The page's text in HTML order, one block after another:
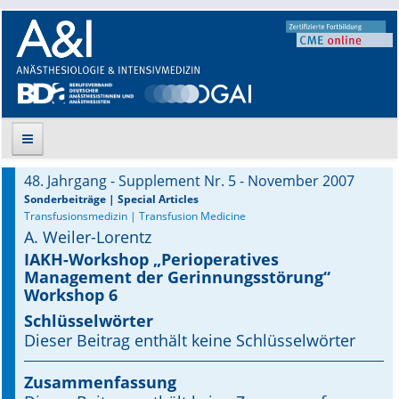
Suche
Aktuelle Ausgabe
Leitlinien
Archiv
Supplements
Supplements OrphanAnesthesia
48. Jahrgang - Supplement Nr. 5 - November 2007
Sonderbeiträge | Special Articles
Transfusionsmedizin | Transfusion Medicine
A. Weiler-Lorentz
IAKH-Workshop „Perioperatives
Management der Gerinnungsstörung“
Workshop 6
Schlüsselwörter
Dieser Beitrag enthält keine Schlüsselwörter
Zusammenfassung